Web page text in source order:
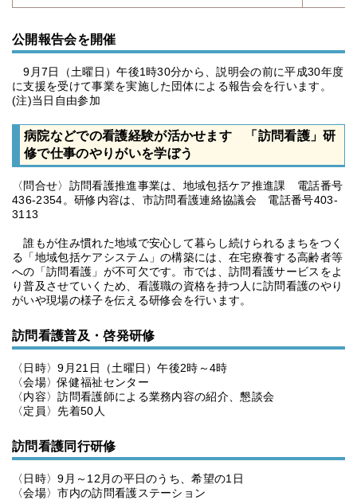
公開報告会を開催
9月7日（土曜日）午後1時30分から、説明会の前に平成30年度
に支援を受けて事業を実施した団体による報告会を行います。
(注)当日自由参加
病院などでの看護経験が活かせます 「訪問看護」研
修で仕事のやりがいを学ぼう
〈問合せ〉訪問看護推進事業は、地域包括ケア推進課 電話番号
436-2354。研修内容は、市訪問看護連絡協議会 電話番号403-
3113
誰もが住み慣れた地域で安心して暮らし続けられるまちをつく
る「地域包括ケアシステム」の構築には、在宅療養する高齢者等
への「訪問看護」が不可欠です。市では、訪問看護サービスをよ
り普及させていくため、看護職の資格を持つ人に訪問看護のやり
がいや現場の様子を伝える研修会を行います。
訪問看護普及・啓発研修
〈日時〉9月21日（土曜日）午後2時～4時
〈会場〉保健福祉センター
〈内容〉訪問看護師による業務内容の紹介、懇談会
〈定員〉先着50人
訪問看護同行研修
〈日時〉9月～12月の平日のうち、希望の1日
〈会場〉市内の訪問看護ステーション